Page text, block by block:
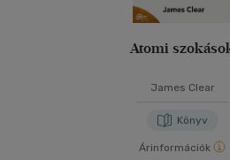
Atomi
James Clear
Könyv
Árinformációk